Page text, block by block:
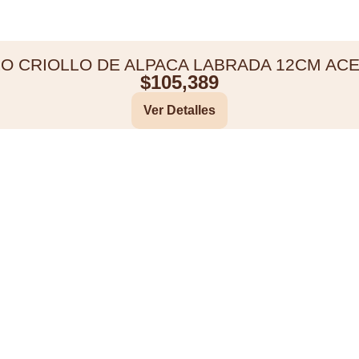
CRIOLLO DE ALPACA LABRADA 12CM
$105,389
Ver Detalles